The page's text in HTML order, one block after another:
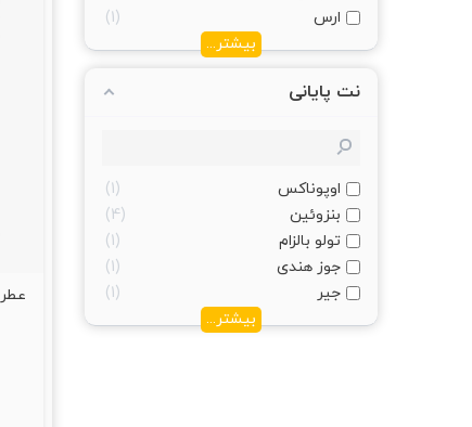
ارس
1
بیشتر...
نت پایانی
اوپوناکس
1
بنزوئین
4
تولو بالزام
1
جوز هندی
1
جیر
1
بیشتر...